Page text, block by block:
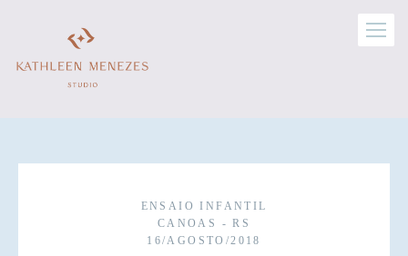
ENSAIO INFANTIL
CANOAS - RS
16/AGOSTO/2018